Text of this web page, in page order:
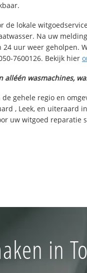
de lokale
Na uw
24 uur weer geholpen.
7600126. Bekijk hier
alléén wasmachines,
gehele regio en
, Leek, en uiteraard
uw witgoed reparatie
in